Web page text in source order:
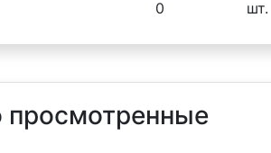
0 шт.
просмотренные